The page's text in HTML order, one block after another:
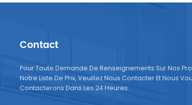
Contact
Pour Toute Demande De Renseignements Sur Nos
Notre Liste De Prix, Veuillez Nous Contacter Et Nous
Contacterons Dans Les 24 Heures.